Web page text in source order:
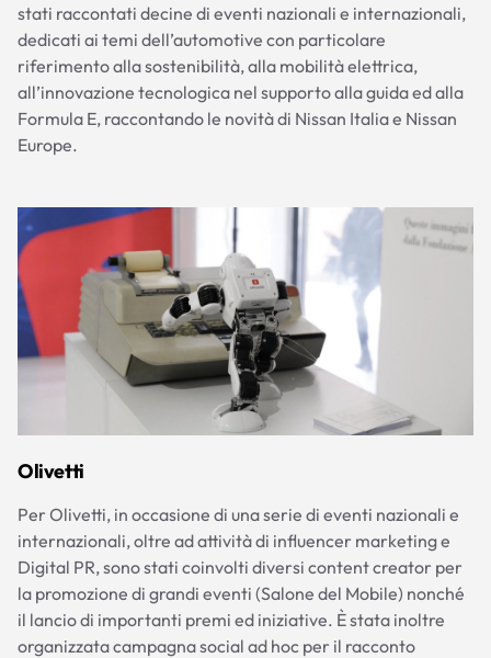
stati raccontati decine di eventi nazionali e internazionali,
dedicati ai temi dell’automotive con particolare
riferimento alla sostenibilità, alla mobilità elettrica,
all’innovazione tecnologica nel supporto alla guida ed alla
Formula E, raccontando le novità di Nissan Italia e Nissan
Europe.
Olivetti
Per Olivetti, in occasione di una serie di eventi nazionali e
internazionali, oltre ad attività di influencer marketing e
Digital PR, sono stati coinvolti diversi content creator per
la promozione di grandi eventi (Salone del Mobile) nonché
il lancio di importanti premi ed iniziative. È stata inoltre
organizzata campagna social ad hoc per il racconto